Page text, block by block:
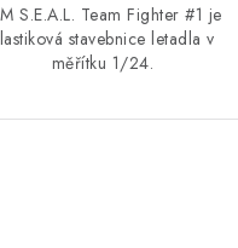
S.E.A.L. Team Fighter #1 je
stavebnice letadla v
měřítku 1/24.